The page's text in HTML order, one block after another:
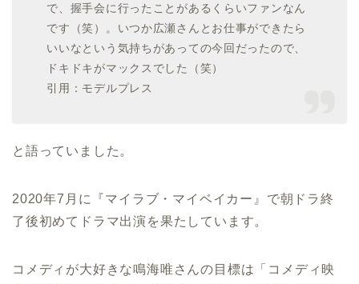
で、握手会に行ったことがあるくらいファンなん
です（笑）。いつか広瀬さんとお仕事ができたら
いいなという気持ちがあっての今回だったので、
ドキドキがマックスでした（笑）
引用：モデルプレス
と語っていました。
2020年7月に『マイラブ・マイベイカー』で朝ドラ終
了後初めてドラマ出演を果たしています。
コメディが大好きな鳴海唯さんの目標は「コメディ映